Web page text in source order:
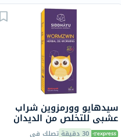
سيدهايو وورمزوين شراب
عشبي للتخلص من الديدان
بنكهة الفاكهة للأطفال 150 30 دقيقة تصلك في